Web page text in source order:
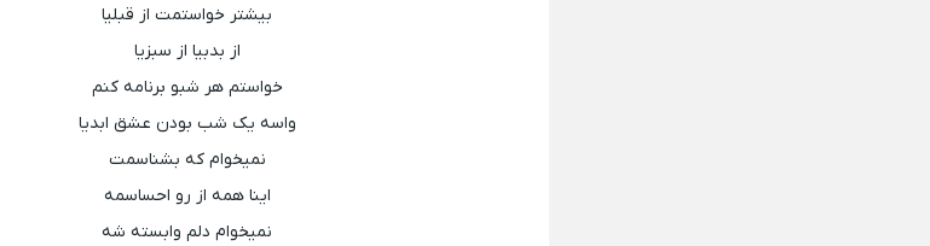
بیشتر خواستمت از قبلیا
از بدبیا از سبزیا
خواستم هر شبو برنامه کنم
واسه یک شب بودن عشق ابدیا
نمیخوام که بشناسمت
اینا همه از رو احساسمه
نمیخوام دلم وابسته شه